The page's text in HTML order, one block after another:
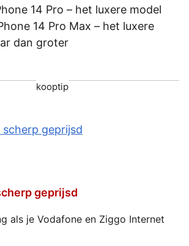
14 Pro – het luxere model
14 Pro Max – het luxere
dan groter
kooptip
geprijsd
als je Vodafone en Ziggo Internet